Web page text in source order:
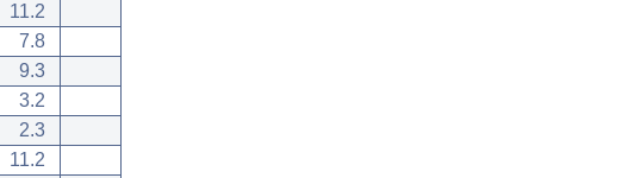
11.2
7.8
9.3
3.2
2.3
11.2